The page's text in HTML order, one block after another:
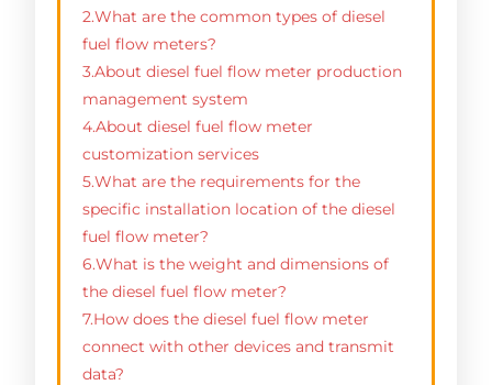
2.What are the common types of diesel
fuel flow meters?
3.About diesel fuel flow meter production
management system
4.About diesel fuel flow meter
customization services
5.What are the requirements for the
specific installation location of the diesel
fuel flow meter?
6.What is the weight and dimensions of
the diesel fuel flow meter?
7.How does the diesel fuel flow meter
connect with other devices and transmit
data?